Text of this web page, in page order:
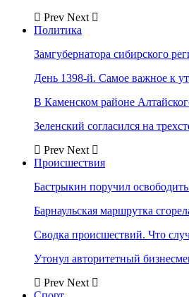
Prev Next
Политика
Замгубернатора сибирского
День 1398-й. Самое важное к
В Каменском районе
Зеленский согласился на
Prev Next
Происшествия
Бастрыкин поручил
Барнаульская маршрутка
Сводка происшествий. Что
Утонул авторитетный
Prev Next